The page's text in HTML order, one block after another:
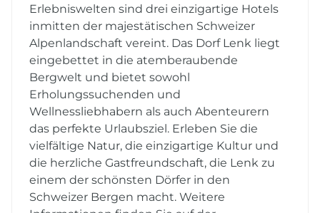
Erlebniswelten sind drei einzigartige Hotels
inmitten der majestätischen Schweizer
Alpenlandschaft vereint. Das Dorf Lenk liegt
eingebettet in die atemberaubende
Bergwelt und bietet sowohl
Erholungssuchenden und
Wellnessliebhabern als auch Abenteurern
das perfekte Urlaubsziel. Erleben Sie die
vielfältige Natur, die einzigartige Kultur und
die herzliche Gastfreundschaft, die Lenk zu
einem der schönsten Dörfer in den
Schweizer Bergen macht. Weitere